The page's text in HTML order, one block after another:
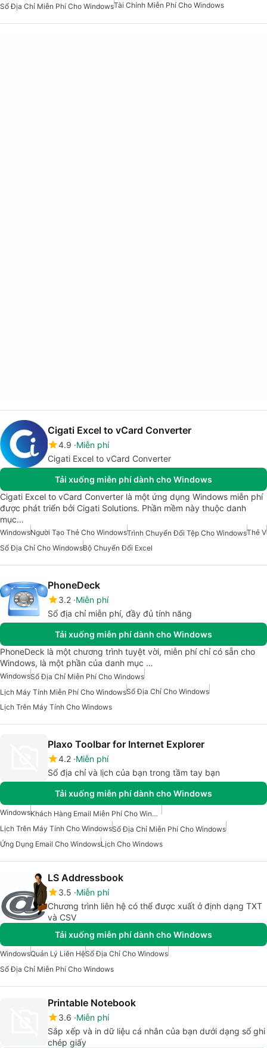
Sổ Địa Chỉ Miễn Phí Cho WindowsTài Chính Miễn Phí Cho Windows
Cigati Excel to vCard Converter
4.9 Miễn phí
Cigati Excel to vCard Converter
Tải xuống miễn phí dành cho Windows
Cigati Excel to vCard Converter là một ứng dụng Windows miễn phí
được phát triển bởi Cigati Solutions. Phần mềm này thuộc danh
mục…
WindowsNgười Tạo Thẻ Cho WindowsTrình Chuyển Đổi Tệp Cho WindowsThẻ V
Sổ Địa Chỉ Cho WindowsBộ Chuyển Đổi Excel
PhoneDeck
3.2 Miễn phí
Sổ địa chỉ miễn phí, đầy đủ tính năng
Tải xuống miễn phí dành cho Windows
PhoneDeck là một chương trình tuyệt vời, miễn phí chỉ có sẵn cho
Windows, là một phần của danh mục …
WindowsSổ Địa Chỉ Miễn Phí Cho Windows
Lịch Máy Tính Miễn Phí Cho WindowsSổ Địa Chỉ Cho Windows
Lịch Trên Máy Tính Cho Windows
Plaxo Toolbar for Internet Explorer
4.2 Miễn phí
Sổ địa chỉ và lịch của bạn trong tầm tay bạn
Tải xuống miễn phí dành cho Windows
Windows
Khách Hàng Email Miễn Phí Cho Windows
Lịch Trên Máy Tính Cho WindowsSổ Địa Chỉ Miễn Phí Cho Windows
Ứng Dụng Email Cho WindowsLịch Cho Windows
LS Addressbook
3.5 Miễn phí
Chương trình liên hệ có thể được xuất ở định dạng TXT
và CSV
Tải xuống miễn phí dành cho Windows
WindowsQuản Lý Liên HệSổ Địa Chỉ Cho Windows
Sổ Địa Chỉ Miễn Phí Cho Windows
Printable Notebook
3.6 Miễn phí
Sắp xếp và in dữ liệu cá nhân của bạn dưới dạng sổ ghi
chép giấy